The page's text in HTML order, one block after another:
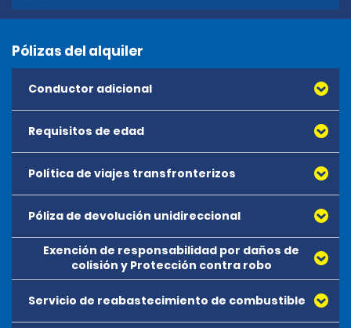
Pólizas del alquiler
Conductor adicional
Requisitos de edad
Política de viajes transfronterizos
Póliza de devolución unidireccional
Exención de responsabilidad por daños de
colisión y Protección contra robo
Servicio de reabastecimiento de combustible